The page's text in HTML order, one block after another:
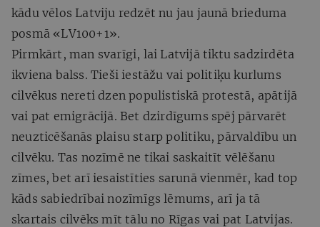
kādu vēlos Latviju redzēt nu jau jaunā brieduma
posmā «LV100+1».
Pirmkārt, man svarīgi, lai Latvijā tiktu sadzirdēta
ikviena balss. Tieši iestāžu vai politiķu kurlums
cilvēkus nereti dzen populistiskā protestā, apātijā
vai pat emigrācijā. Bet dzirdīgums spēj pārvarēt
neuzticēšanās plaisu starp politiku, pārvaldību un
cilvēku. Tas nozīmē ne tikai saskaitīt vēlēšanu
zīmes, bet arī iesaistīties sarunā vienmēr, kad top
kāds sabiedrībai nozīmīgs lēmums, arī ja tā
skartais cilvēks mīt tālu no Rīgas vai pat Latvijas.